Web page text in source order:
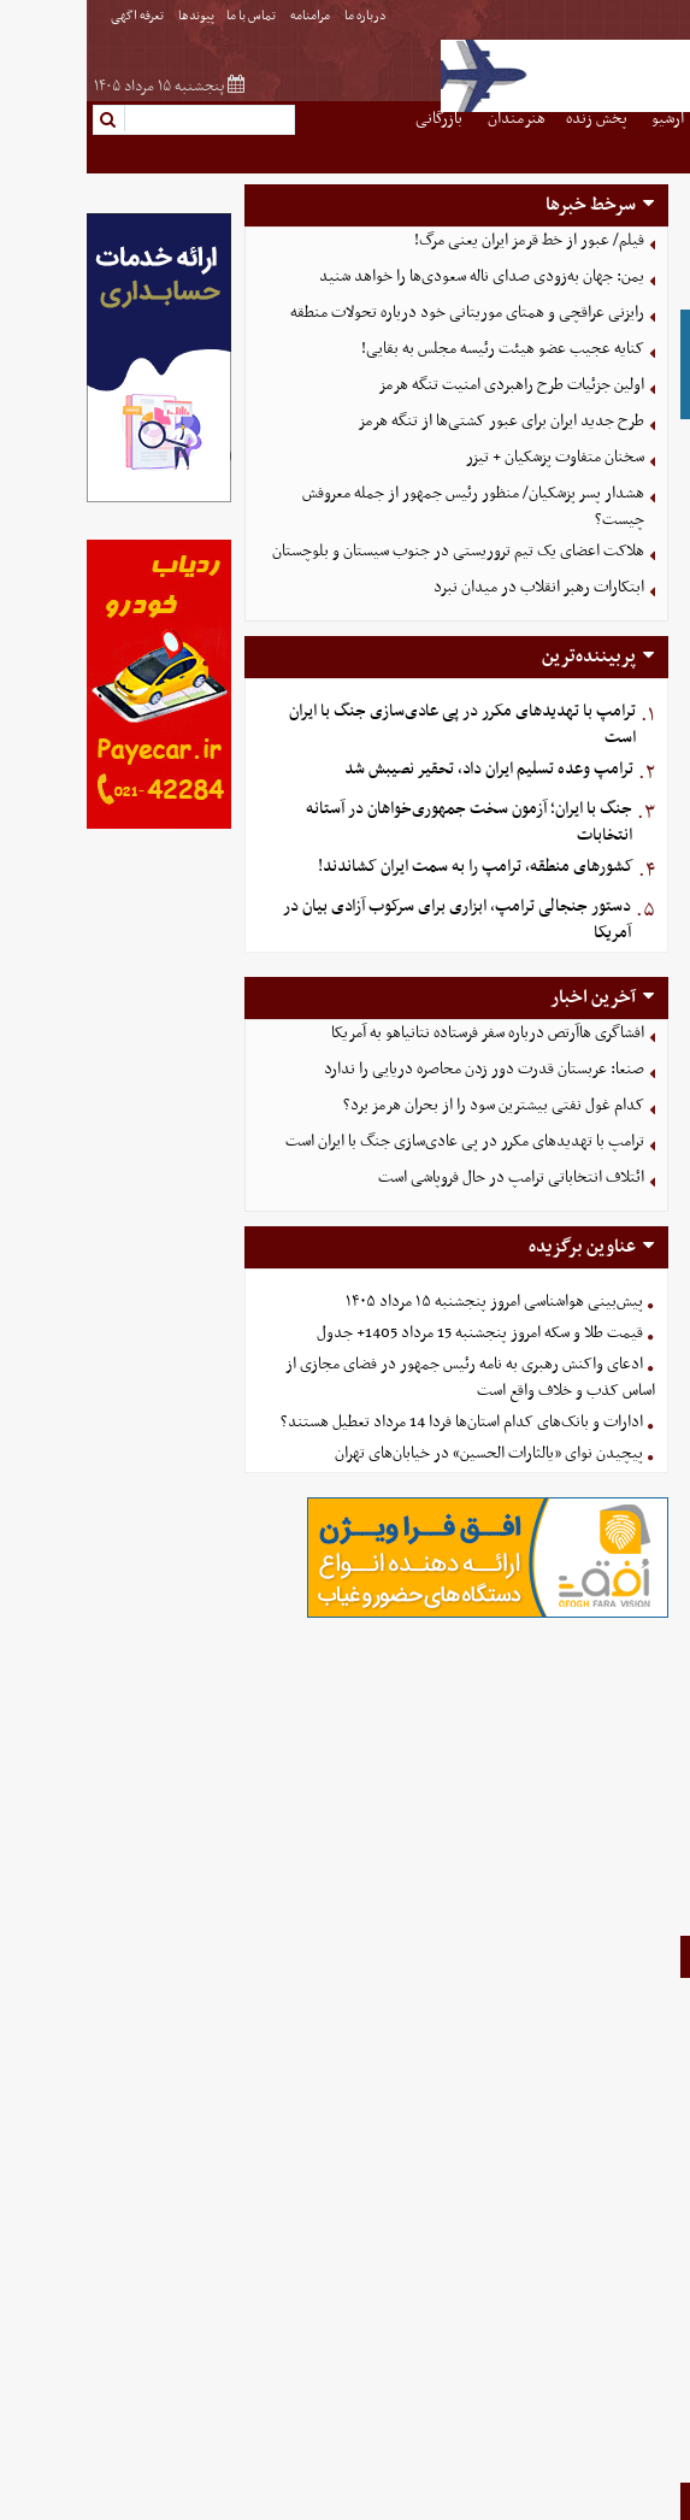
درباره ما مرامنامه تماس با ما پیوندها تعرفه اگهی
پنجشنبه ۱۵ مرداد ۱۴۰۵
آرشیو پخش زنده هنرمندان
بازرگانی
سرخط خبرها
فیلم/ عبور از خط قرمز ایران یعنی مرگ!
یمن: جهان به‌زودی صدای ناله سعودی‌ها را خواهد شنید
رایزنی عراقچی و همتای موریتانی خود درباره تحولات منطقه
کنایه عجیب عضو هیئت رئیسه مجلس به بقایی!
اولین جزئیات طرح راهبردی امنیت تنگه هرمز
طرح جدید ایران برای عبور کشتی‌ها از تنگه هرمز
سخنان متفاوت پزشکیان + تیزر
هشدار پسر پزشکیان/ منظور رئیس جمهور از جمله معروفش
چیست؟
هلاکت اعضای یک تیم تروریستی در جنوب سیستان و بلوچستان
ابتکارات رهبر انقلاب در میدان نبرد
پربیننده‌ترین
۱. ترامپ با تهدیدهای مکرر در پی عادی‌سازی جنگ با ایران
است
۲. ترامپ وعده تسلیم ایران داد، تحقیر نصیبش شد
۳. جنگ با ایران؛ آزمون سخت جمهوری‌خواهان در آستانه
انتخابات
۴. کشورهای منطقه، ترامپ را به سمت ایران کشاندند!
۵. دستور جنجالی ترامپ، ابزاری برای سرکوب آزادی بیان در
آمریکا
آخرین اخبار
افشاگری هاآرتص درباره سفر فرستاده نتانیاهو به آمریکا
صنعا: عربستان قدرت دور زدن محاصره دریایی را ندارد
کدام غول نفتی بیشترین سود را از بحران هرمز برد؟
ترامپ با تهدیدهای مکرر در پی عادی‌سازی جنگ با ایران است
ائتلاف انتخاباتی ترامپ در حال فروپاشی است
عناوین برگزیده
پیش‌بینی هواشناسی امروز پنجشنبه ۱۵ مرداد ۱۴۰۵
قیمت طلا و سکه امروز پنجشنبه 15 مرداد 1405+ جدول
ادعای واکنش رهبری به نامه رئیس جمهور در فضای مجازی از
اساس کذب و خلاف واقع است
ادارات و بانک‌های کدام استان‌ها فردا 14 مرداد تعطیل هستند؟
پیچیدن نوای «یالثارات الحسین» در خیابان‌های تهران